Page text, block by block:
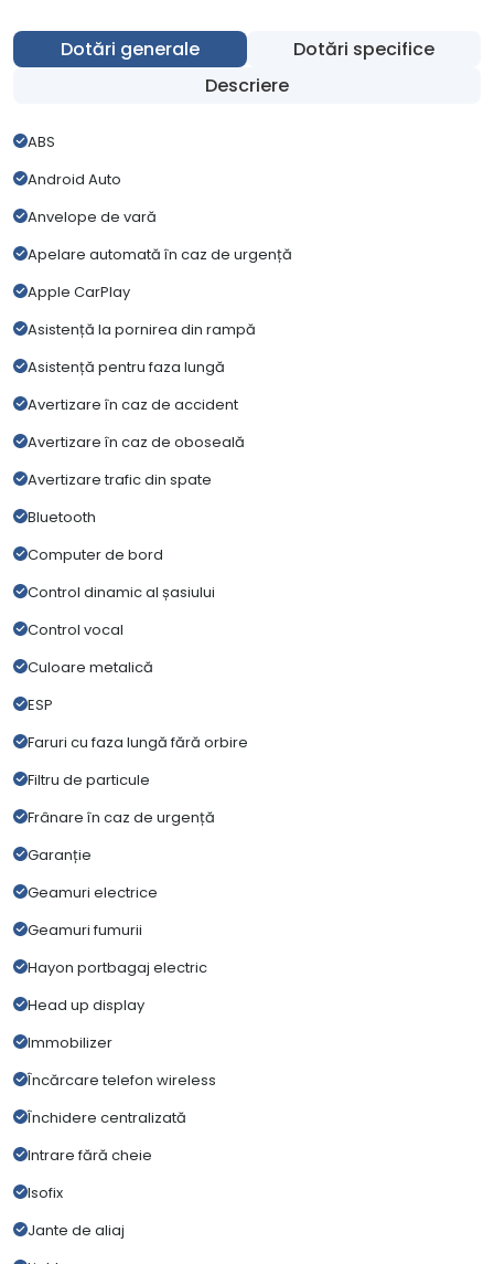
Dotări generale
Dotări specifice
Descriere
ABS
Android Auto
Anvelope de vară
Apelare automată în caz de urgență
Apple CarPlay
Asistență la pornirea din rampă
Asistență pentru faza lungă
Avertizare în caz de accident
Avertizare în caz de oboseală
Avertizare trafic din spate
Bluetooth
Computer de bord
Control dinamic al șasiului
Control vocal
Culoare metalică
ESP
Faruri cu faza lungă fără orbire
Filtru de particule
Frânare în caz de urgență
Garanție
Geamuri electrice
Geamuri fumurii
Hayon portbagaj electric
Head up display
Immobilizer
Încărcare telefon wireless
Închidere centralizată
Intrare fără cheie
Isofix
Jante de aliaj